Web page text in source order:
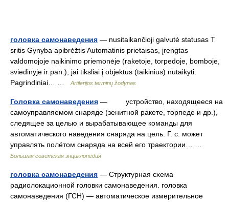
головка самонаведения — nusitaikančioji galvutė statusas T
sritis Gynyba apibrėžtis Automatinis prietaisas, įrengtas
valdomojoje naikinimo priemonėje (raketoje, torpedoje, bomboje,
sviedinyje ir pan.), jai tiksliai į objektus (taikinius) nutaikyti.
Pagrindiniai… …
Artilerijos terminų žodynas
Головка самонаведения — устройство, находящееся на
самоуправляемом снаряде (зенитной ракете, торпеде и др.),
следящее за целью и вырабатывающее команды для
автоматического наведения снаряда на цель. Г. с. может
управлять полётом снаряда на всей его траектории… …
Большая советская энциклопедия
головка самонаведения — Структурная схема
радиолокационной головки самонаведения. головка
самонаведения (ГСН) — автоматическое измерительное